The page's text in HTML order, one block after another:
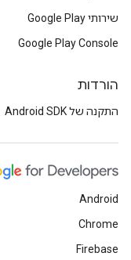
שירותי Google Play
Google Play Console
הורדות
התקנה של Android SDK
Android
Chrome
Firebase